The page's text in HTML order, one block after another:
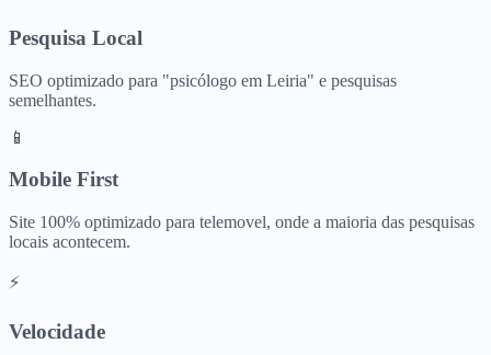
Pesquisa Local
SEO optimizado para "psicólogo em Leiria" e pesquisas
semelhantes.
📱
Mobile First
Site 100% optimizado para telemovel, onde a maioria das pesquisas
locais acontecem.
⚡
Velocidade